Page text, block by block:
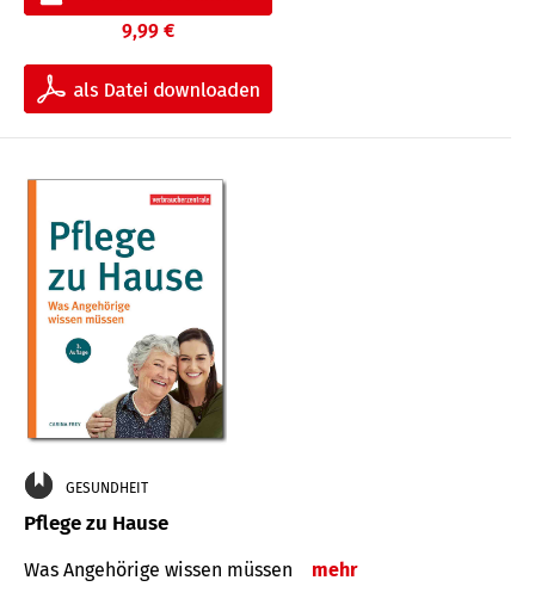
9,99 €
GESUNDHEIT
Pflege zu Hause
Was Angehörige wissen müssen mehr